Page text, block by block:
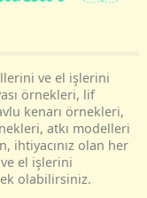
ve el işlerini
örnekleri, lif
kenarı örnekleri,
atkı modelleri
ihtiyacınız olan her
ve el işlerini
olabilirsiniz.